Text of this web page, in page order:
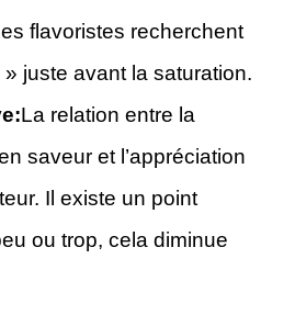
flavoristes recherchent
juste avant la saturation.
La relation entre la
saveur et l’appréciation
Il existe un point
ou trop, cela diminue